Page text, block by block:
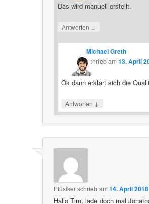
Das wird manuell erstellt.
Antworten ↓
Michael Greth
schriebam13. April
Ok dann erklärt sich die
Antworten ↓
Pfüsikerschriebam14. April
Hallo Tim, lade doch mal